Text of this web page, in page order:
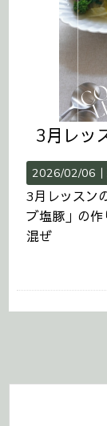
3月レッ
2026/02/06｜
3月レッスン
ブ塩豚」の
混ぜ